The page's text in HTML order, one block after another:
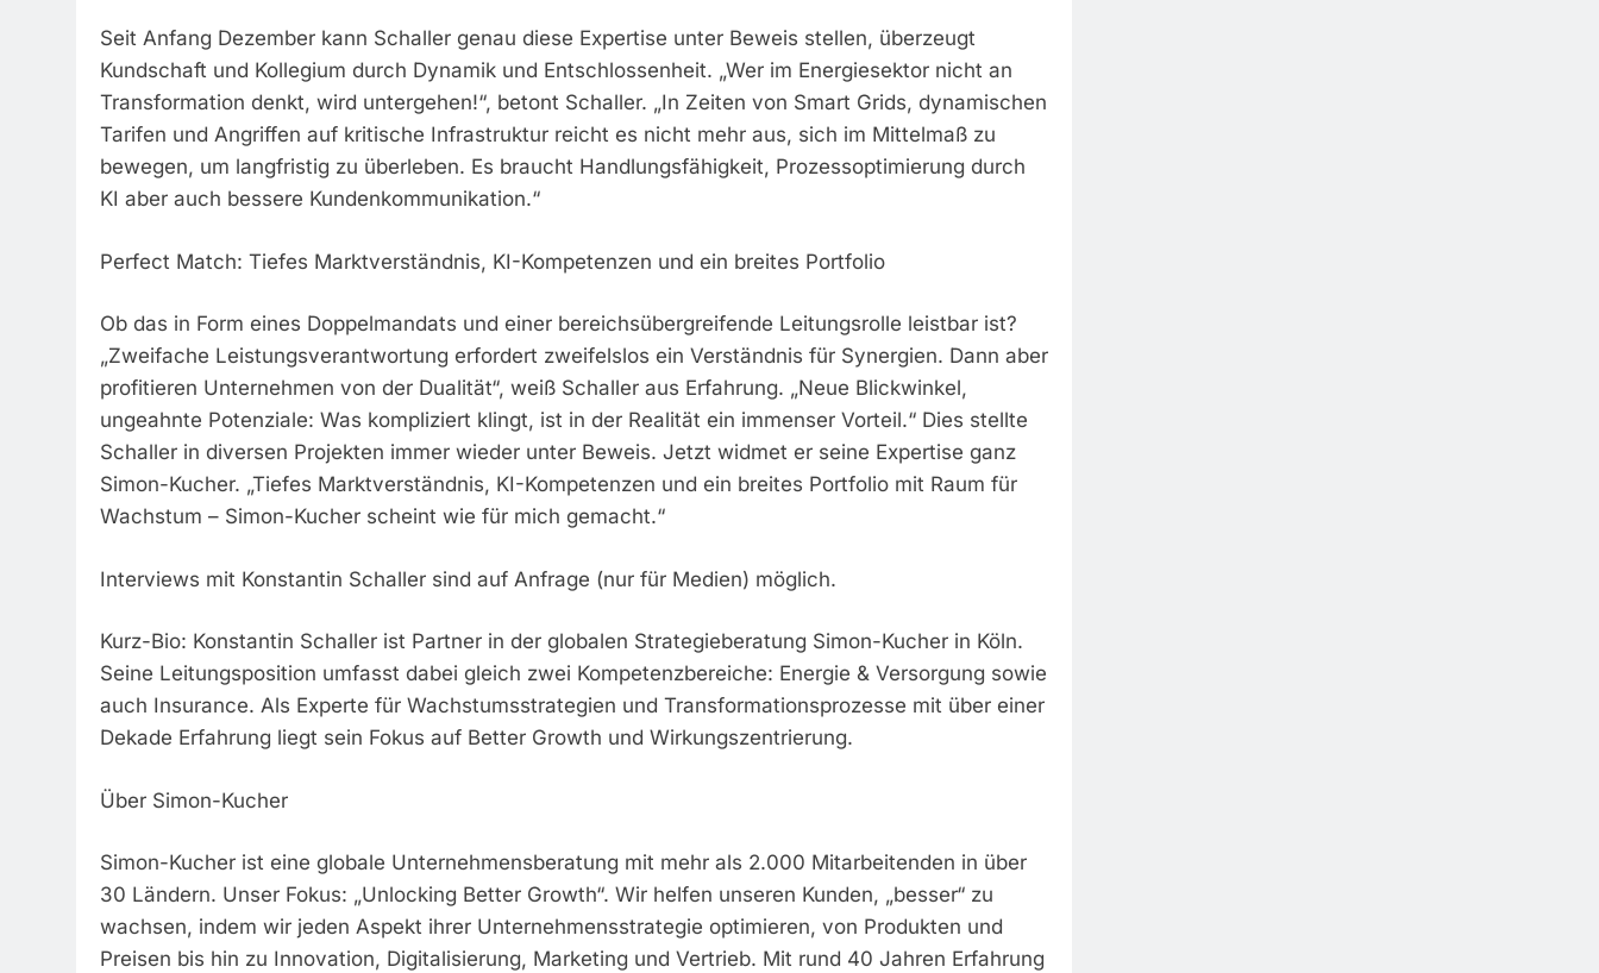
Seit Anfang Dezember kann Schaller genau diese Expertise unter Beweis stellen, überzeugt
Kundschaft und Kollegium durch Dynamik und Entschlossenheit. „Wer im Energiesektor nicht an
Transformation denkt, wird untergehen!“, betont Schaller. „In Zeiten von Smart Grids, dynamischen
Tarifen und Angriffen auf kritische Infrastruktur reicht es nicht mehr aus, sich im Mittelmaß zu
bewegen, um langfristig zu überleben. Es braucht Handlungsfähigkeit, Prozessoptimierung durch
KI aber auch bessere Kundenkommunikation.“
Perfect Match: Tiefes Marktverständnis, KI-Kompetenzen und ein breites Portfolio
Ob das in Form eines Doppelmandats und einer bereichsübergreifende Leitungsrolle leistbar ist?
„Zweifache Leistungsverantwortung erfordert zweifelslos ein Verständnis für Synergien. Dann aber
profitieren Unternehmen von der Dualität“, weiß Schaller aus Erfahrung. „Neue Blickwinkel,
ungeahnte Potenziale: Was kompliziert klingt, ist in der Realität ein immenser Vorteil.“ Dies stellte
Schaller in diversen Projekten immer wieder unter Beweis. Jetzt widmet er seine Expertise ganz
Simon-Kucher. „Tiefes Marktverständnis, KI-Kompetenzen und ein breites Portfolio mit Raum für
Wachstum – Simon-Kucher scheint wie für mich gemacht.“
Interviews mit Konstantin Schaller sind auf Anfrage (nur für Medien) möglich.
Kurz-Bio: Konstantin Schaller ist Partner in der globalen Strategieberatung Simon-Kucher in Köln.
Seine Leitungsposition umfasst dabei gleich zwei Kompetenzbereiche: Energie & Versorgung sowie
auch Insurance. Als Experte für Wachstumsstrategien und Transformationsprozesse mit über einer
Dekade Erfahrung liegt sein Fokus auf Better Growth und Wirkungszentrierung.
Über Simon-Kucher
Simon-Kucher ist eine globale Unternehmensberatung mit mehr als 2.000 Mitarbeitenden in über
30 Ländern. Unser Fokus: „Unlocking Better Growth“. Wir helfen unseren Kunden, „besser“ zu
wachsen, indem wir jeden Aspekt ihrer Unternehmensstrategie optimieren, von Produkten und
Preisen bis hin zu Innovation, Digitalisierung, Marketing und Vertrieb. Mit rund 40 Jahren Erfahrung